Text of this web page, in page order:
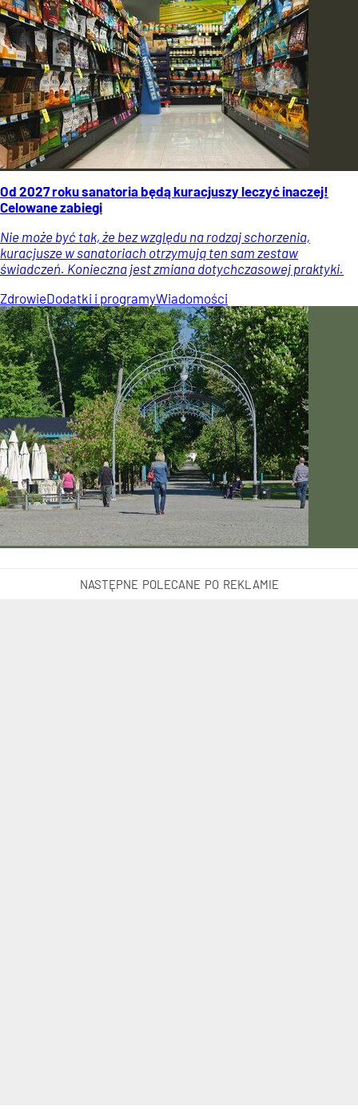
Od 2027 roku sanatoria będą kuracjuszy leczyć inaczej!
Celowane zabiegi
Nie może być tak, że bez względu na rodzaj schorzenia,
kuracjusze w sanatoriach otrzymują ten sam zestaw
świadczeń. Konieczna jest zmiana dotychczasowej praktyki.
ZdrowieDodatki i programyWiadomości